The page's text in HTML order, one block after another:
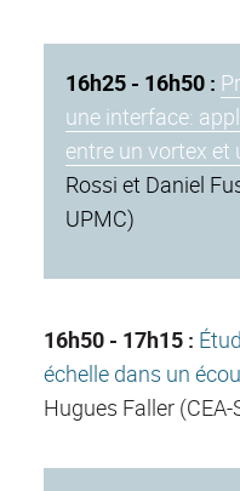
16h25 - 16h50 :
une interface:
entre un vortex et
Rossi et Daniel
UPMC)
16h50 - 17h15 :
échelle dans un
Hugues Faller (CEA-